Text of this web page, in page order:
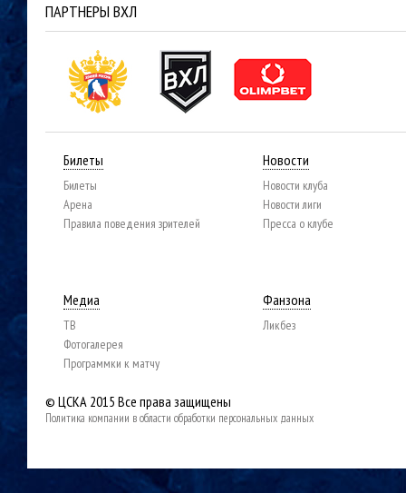
ПАРТНЕРЫ ВХЛ
Билеты
Билеты
Арена
Правила поведения зрителей
Новости
Новости клуба
Новости лиги
Пресса о клубе
Медиа
ТВ
Фотогалерея
Программки к матчу
Фанзона
Ликбез
© ЦСКА 2015 Все права защищены
Политика компании в области обработки персональных данных